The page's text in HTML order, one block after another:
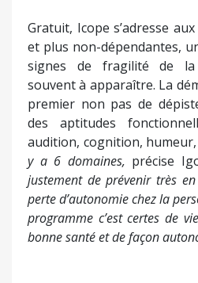
Gratuit, Icope s’adresse
et plus non-dépendantes,
signes de fragilité de la
souvent à apparaître. La
premier non pas de
des aptitudes
audition, cognition,
y a 6 domaines, précise
justement de prévenir très
perte d’autonomie chez la
programme c’est certes de
bonne santé et de façon